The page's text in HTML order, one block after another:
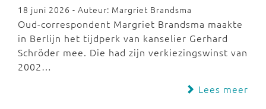
18 juni 2026 - Auteur: Margriet Brandsma
Oud-correspondent Margriet Brandsma maakte
in Berlijn het tijdperk van kanselier Gerhard
Schröder mee. Die had zijn verkiezingswinst van
2002…
Lees meer